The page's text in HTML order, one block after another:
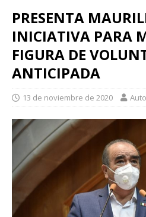
PRESENTA
INICIATIVA PARA
FIGURA DE
ANTICIPADA
13 de noviembre de 2020